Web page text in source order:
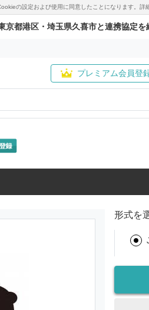
の設定および使用に同意したことになります。詳
京都港区・埼玉県久喜市と連携協定を
プレミアム会員登
形式を